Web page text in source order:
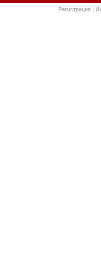
Регистрация |